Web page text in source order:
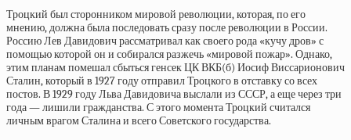
Троцкий был сторонником мировой революции, которая, по его
мнению, должна была последовать сразу после революции в России.
Россию Лев Давидович рассматривал как своего рода «кучу дров» с
помощью которой он и собирался разжечь «мировой пожар». Однако,
этим планам помешал сбыться генсек ЦК ВКБ(б) Иосиф Виссарионович
Сталин, который в 1927 году отправил Троцкого в отставку со всех
постов. В 1929 году Льва Давидовича выслали из СССР, а еще через три
года — лишили гражданства. С этого момента Троцкий считался
личным врагом Сталина и всего Советского государства.